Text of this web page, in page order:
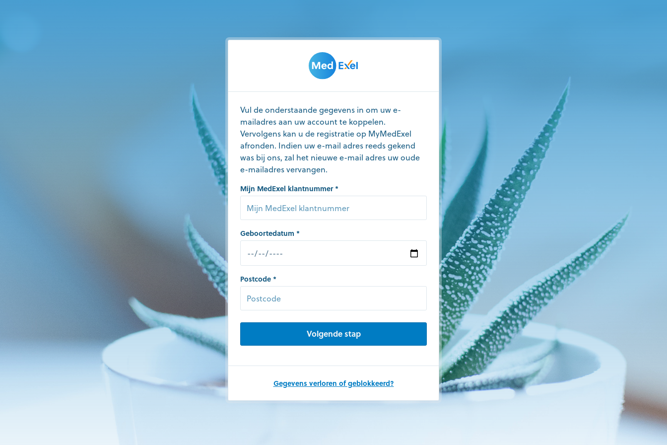
Vul de onderstaande gegevens in om uw e-
mailadres aan uw account te koppelen.
Vervolgens kan u de registratie op MyMedExel
afronden. Indien uw e-mail adres reeds gekend
was bij ons, zal het nieuwe e-mail adres uw oude
e-mailadres vervangen.
Mijn MedExel klantnummer
Geboortedatum
Postcode
Gegevens verloren of geblokkeerd?